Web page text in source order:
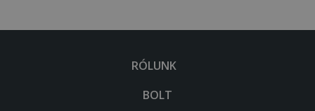
RÓLUNK
BOLT